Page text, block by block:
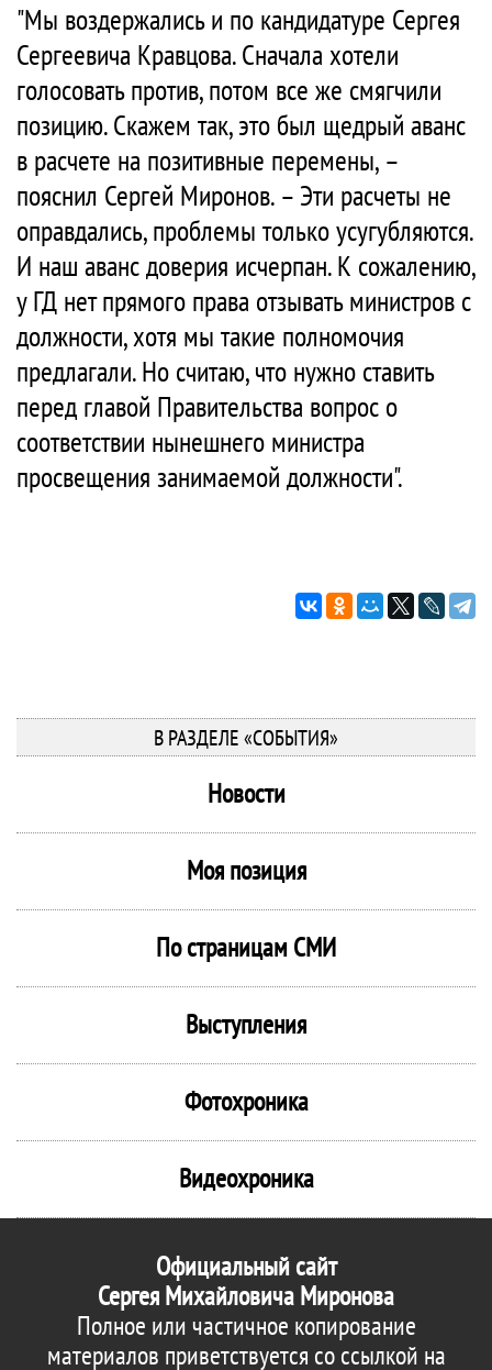
"Мы воздержались и по кандидатуре Сергея
Сергеевича Кравцова. Сначала хотели
голосовать против, потом все же смягчили
позицию. Скажем так, это был щедрый аванс
в расчете на позитивные перемены, –
пояснил Сергей Миронов. – Эти расчеты не
оправдались, проблемы только усугубляются.
И наш аванс доверия исчерпан. К сожалению,
у ГД нет прямого права отзывать министров с
должности, хотя мы такие полномочия
предлагали. Но считаю, что нужно ставить
перед главой Правительства вопрос о
соответствии нынешнего министра
просвещения занимаемой должности".
В РАЗДЕЛЕ «СОБЫТИЯ»
Новости
Моя позиция
По страницам СМИ
Выступления
Фотохроника
Видеохроника
Официальный сайт
Сергея Михайловича Миронова
Полное или частичное копирование
материалов приветствуется со ссылкой на